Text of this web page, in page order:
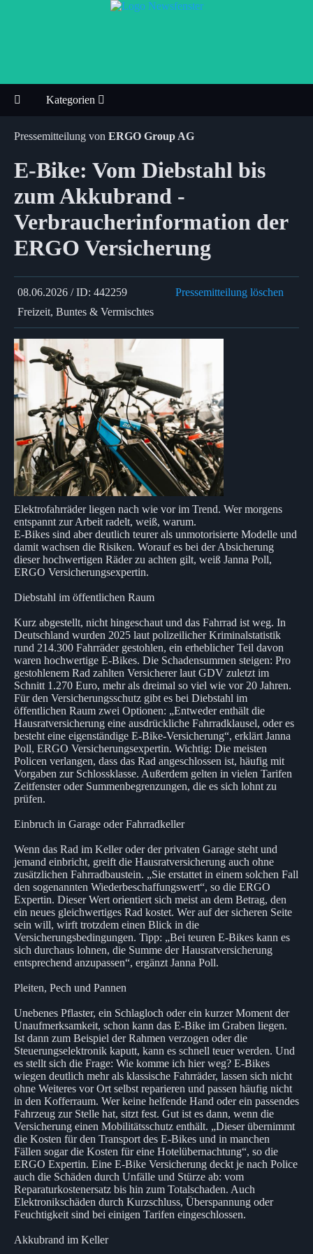
Kategorien
Pressemitteilung von ERGO Group AG
E-Bike: Vom Diebstahl bis
zum Akkubrand -
Verbraucherinformation der
ERGO Versicherung
08.06.2026 / ID: 442259
Pressemitteilung löschen
Freizeit, Buntes & Vermischtes
Elektrofahrräder liegen nach wie vor im Trend. Wer morgens
entspannt zur Arbeit radelt, weiß, warum.
E-Bikes sind aber deutlich teurer als unmotorisierte Modelle und
damit wachsen die Risiken. Worauf es bei der Absicherung
dieser hochwertigen Räder zu achten gilt, weiß Janna Poll,
ERGO Versicherungsexpertin.
Diebstahl im öffentlichen Raum
Kurz abgestellt, nicht hingeschaut und das Fahrrad ist weg. In
Deutschland wurden 2025 laut polizeilicher Kriminalstatistik
rund 214.300 Fahrräder gestohlen, ein erheblicher Teil davon
waren hochwertige E-Bikes. Die Schadensummen steigen: Pro
gestohlenem Rad zahlten Versicherer laut GDV zuletzt im
Schnitt 1.270 Euro, mehr als dreimal so viel wie vor 20 Jahren.
Für den Versicherungsschutz gibt es bei Diebstahl im
öffentlichen Raum zwei Optionen: „Entweder enthält die
Hausratversicherung eine ausdrückliche Fahrradklausel, oder es
besteht eine eigenständige E-Bike-Versicherung“, erklärt Janna
Poll, ERGO Versicherungsexpertin. Wichtig: Die meisten
Policen verlangen, dass das Rad angeschlossen ist, häufig mit
Vorgaben zur Schlossklasse. Außerdem gelten in vielen Tarifen
Zeitfenster oder Summenbegrenzungen, die es sich lohnt zu
prüfen.
Einbruch in Garage oder Fahrradkeller
Wenn das Rad im Keller oder der privaten Garage steht und
jemand einbricht, greift die Hausratversicherung auch ohne
zusätzlichen Fahrradbaustein. „Sie erstattet in einem solchen Fall
den sogenannten Wiederbeschaffungswert“, so die ERGO
Expertin. Dieser Wert orientiert sich meist an dem Betrag, den
ein neues gleichwertiges Rad kostet. Wer auf der sicheren Seite
sein will, wirft trotzdem einen Blick in die
Versicherungsbedingungen. Tipp: „Bei teuren E-Bikes kann es
sich durchaus lohnen, die Summe der Hausratversicherung
entsprechend anzupassen“, ergänzt Janna Poll.
Pleiten, Pech und Pannen
Unebenes Pflaster, ein Schlagloch oder ein kurzer Moment der
Unaufmerksamkeit, schon kann das E-Bike im Graben liegen.
Ist dann zum Beispiel der Rahmen verzogen oder die
Steuerungselektronik kaputt, kann es schnell teuer werden. Und
es stellt sich die Frage: Wie komme ich hier weg? E-Bikes
wiegen deutlich mehr als klassische Fahrräder, lassen sich nicht
ohne Weiteres vor Ort selbst reparieren und passen häufig nicht
in den Kofferraum. Wer keine helfende Hand oder ein passendes
Fahrzeug zur Stelle hat, sitzt fest. Gut ist es dann, wenn die
Versicherung einen Mobilitätsschutz enthält. „Dieser übernimmt
die Kosten für den Transport des E-Bikes und in manchen
Fällen sogar die Kosten für eine Hotelübernachtung“, so die
ERGO Expertin. Eine E-Bike Versicherung deckt je nach Police
auch die Schäden durch Unfälle und Stürze ab: vom
Reparaturkostenersatz bis hin zum Totalschaden. Auch
Elektronikschäden durch Kurzschluss, Überspannung oder
Feuchtigkeit sind bei einigen Tarifen eingeschlossen.
Akkubrand im Keller